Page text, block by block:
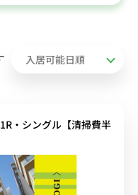
・シングル【清掃費半